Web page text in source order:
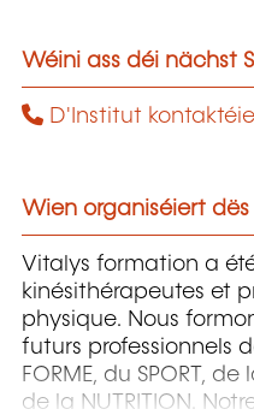
Wéini ass déi nächst
D'Institut
Wien organiséiert dës
Vitalys formation a
kinésithérapeutes et
physique. Nous
futurs professionnels
FORME, du SPORT, de
de la NUTRITION.